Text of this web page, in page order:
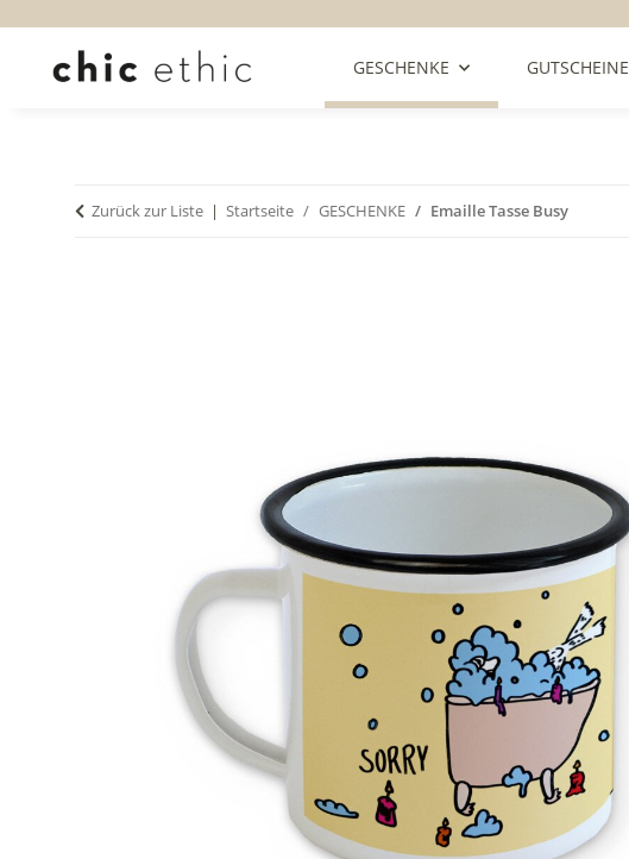
GESCHENKE GUTSCHEINE
Zurück zur Liste Startseite GESCHENKE Emaille Tasse Busy